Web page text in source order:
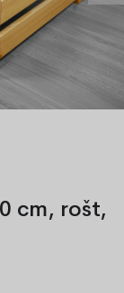
cm, rošt,